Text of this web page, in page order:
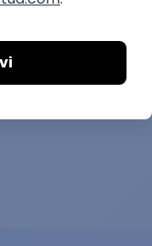
28.08.2026.